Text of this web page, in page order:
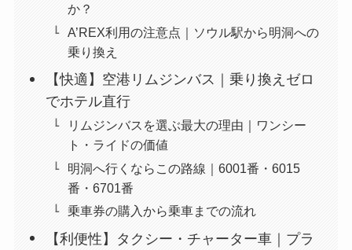
か？
A’REX利用の注意点｜ソウル駅から明洞への
乗り換え
【快適】空港リムジンバス｜乗り換えゼロ
でホテル直行
リムジンバスを選ぶ最大の理由｜ワンシー
ト・ライドの価値
明洞へ行くならこの路線｜6001番・6015
番・6701番
乗車券の購入から乗車までの流れ
【利便性】タクシー・チャーター車｜プラ